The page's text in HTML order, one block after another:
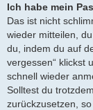
Ich habe mein
Das ist nicht
wieder mitteilen,
du, indem du auf
vergessen“ klickst
schnell wieder
Solltest du
zurückzusetzen,